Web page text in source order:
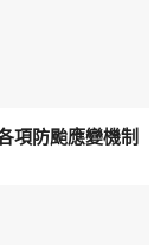
項防颱應變機制